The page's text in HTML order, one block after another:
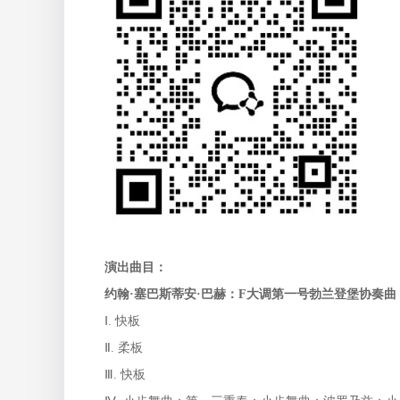
演出曲目：
约翰·塞巴斯蒂安·巴赫： F大调第一号勃兰登堡协奏曲
Ⅰ. 快板
Ⅱ. 柔板
Ⅲ. 快板